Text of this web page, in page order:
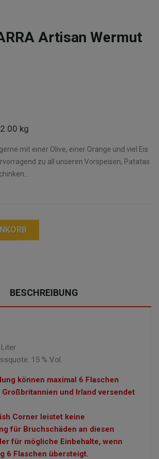
Artisan Wermut
2.00 kg
mit einer Olive, einer Orange und viel Eis
zu all unseren Vorspeisen, Patatas
BESCHREIBUNG
Liter
15 % Vol.
können maximal 6 Flaschen
und Irland versendet
Corner leistet keine
für Bruchschäden an diesen
für mögliche Einbehalte, wenn
6 Flaschen übersteigt.